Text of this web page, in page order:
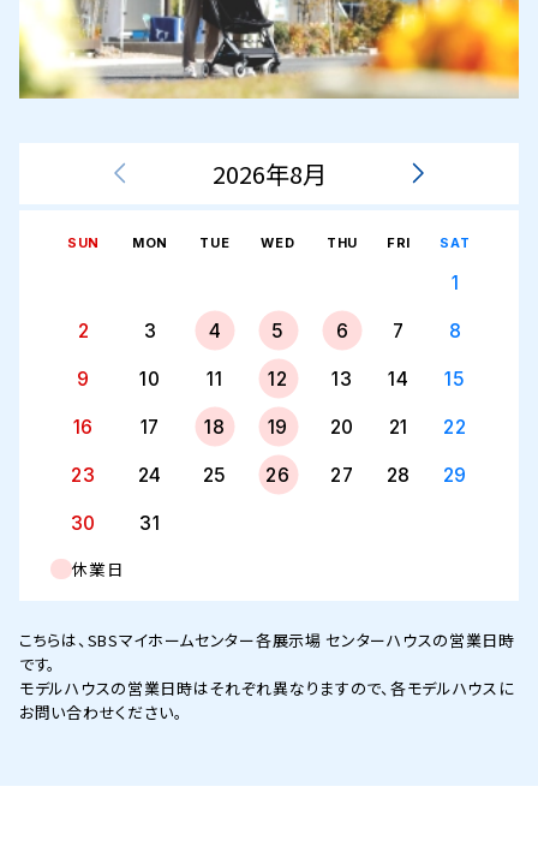
2026年8月
SUN MON TUE WED THU FRI SAT
1
2 3 4 5 6 7 8
9 10 11 12 13 14 15
16 17 18 19 20 21 22
23 24 25 26 27 28 29
30 31
休業日
こちらは、SBSマイホームセンター各展示場 センターハウスの営業日時
です。
モデルハウスの営業日時はそれぞれ異なりますので、各モデルハウスに
お問い合わせください。